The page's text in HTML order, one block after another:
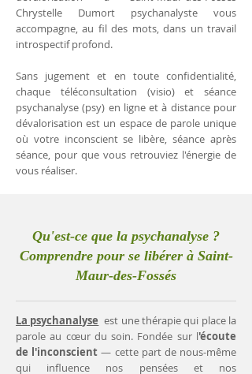
Chrystelle Dumort psychanalyste vous
accompagne, au fil des mots, dans un travail
introspectif profond.
Sans jugement et en toute confidentialité,
chaque téléconsultation (visio) et séance
psychanalyse (psy) en ligne et à distance pour
dévalorisation est un espace de parole unique
où votre inconscient se libère, séance après
séance, pour que vous retrouviez l'énergie de
vous réaliser.
Qu'est-ce que la psychanalyse ?
Comprendre pour se libérer à Saint-
Maur-des-Fossés
La psychanalyse est une thérapie qui place la
parole au cœur du soin. Fondée sur l'écoute
de l'inconscient— cette part de nous-même
qui influence nos pensées et nos